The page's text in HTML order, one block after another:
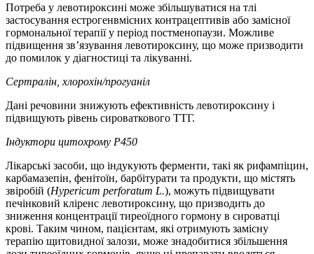
Потреба у левотироксині може збільшуватися на тлі
застосування естрогенвмісних контрацептивів або замісної
гормональної терапії у період постменопаузи. Можливе
підвищення зв’язування левотироксину, що може призводити
до помилок у діагностиці та лікуванні.
Сертралін, хлорохін/прогуаніл
Дані речовини знижують ефективність левотироксину і
підвищують рівень сироваткового ТТГ.
Індуктори цитохрому Р450
Лікарські засоби, що індукують ферменти, такі як рифампіцин,
карбамазепін, фенітоїн, барбітурати та продукти, що містять
звіробій (Hypericum perforatum L.), можуть підвищувати
печінковий кліренс левотироксину, що призводить до
зниження концентрації тиреоїдного гормону в сироватці
крові. Таким чином, пацієнтам, які отримують замісну
терапію щитовидної залози, може знадобитися збільшення